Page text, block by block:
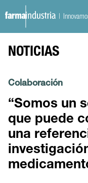
|
NOTICIAS
Colaboración
“Somos un
que puede
una